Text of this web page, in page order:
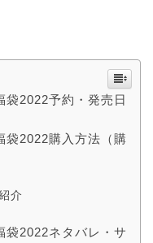
2022予約・発売日
袋2022購入方法（購
介
2022ネタバレ・サ